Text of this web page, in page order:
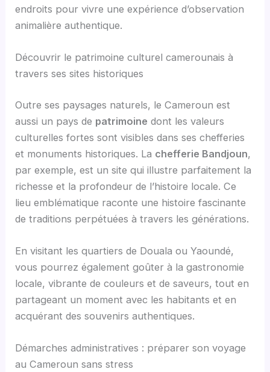
endroits pour vivre une expérience d’observation
animalière authentique.
Découvrir le patrimoine culturel camerounais à
travers ses sites historiques
Outre ses paysages naturels, le Cameroun est
aussi un pays de patrimoine dont les valeurs
culturelles fortes sont visibles dans ses chefferies
et monuments historiques. La chefferie Bandjoun,
par exemple, est un site qui illustre parfaitement la
richesse et la profondeur de l’histoire locale. Ce
lieu emblématique raconte une histoire fascinante
de traditions perpétuées à travers les générations.
En visitant les quartiers de Douala ou Yaoundé,
vous pourrez également goûter à la gastronomie
locale, vibrante de couleurs et de saveurs, tout en
partageant un moment avec les habitants et en
acquérant des souvenirs authentiques.
Démarches administratives : préparer son voyage
au Cameroun sans stress